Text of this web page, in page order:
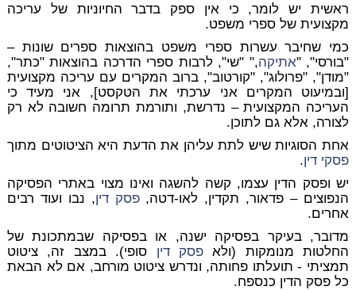
ראשית יש לומר, כי אין ספק בדבר החיוניות של עריכה
מקצועית של ספרי משפט.
כמי שחיבר עשרות ספרי משפט בהוצאות ספרים שונות –
"בורסי", "אתיקה," "שי", לרבות ספרי הדרכה בהוצאות "כתר",
"מודן", "פרולוג", "קורטוב", ברוב המקרים עם עריכה מקצועית
[ובמיעוט המקרים אני ערכתי את הטקסט], אני מעיד כי
העריכה המקצועית – נדרשת, ותורמת תרומה חשובה לא רק
לצורה, אלא גם לתוכן.
אחת הסוגיות שיש לתת עליהן את הדעת היא הציטוטים מתוך
פסקי דין.
יש ופסק הדין עצמו, קשה להשגה ואינו מצוי באתרי הפסיקה
הנפוצים – פדאור, תקדין, לאו-דטה,פסק דין, נבו ועוד רבים
אחרים.
מדובר, בעיקר בפסיקה ישנה, או בפסיקה שבמתכונת של
החלטות מנומקות (ולאפסק דין סופי). במצב זה, ציטוט
תמציתי - תועלתו פחותה, ונדרש ציטוט מורחב, אם לא הבאת
כל פסק הדין כנספח.